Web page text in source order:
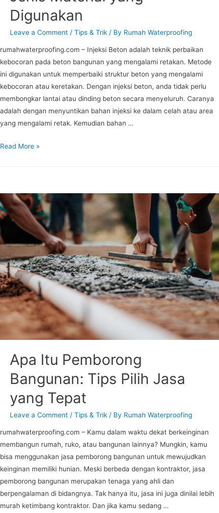
Digunakan
Leave a Comment / Tips & Trik / By Rumah Waterproofing
rumahwaterproofing.com – Injeksi Beton adalah teknik perbaikan
kebocoran pada beton bangunan yang mengalami retakan. Metode
ini digunakan untuk memperbaiki struktur beton yang mengalami
kebocoran atau keretakan. Dengan injeksi beton, anda tidak perlu
membongkar lantai atau dinding beton secara menyeluruh. Caranya
adalah dengan menyuntikan bahan injeksi ke dalam celah atau area
yang mengalami retak. Kemudian bahan …
Read More »
Apa Itu Pemborong
Bangunan: Tips Pilih Jasa
yang Tepat
Leave a Comment / Tips & Trik / By Rumah Waterproofing
rumahwaterproofing.com – Kamu dalam waktu dekat berkeinginan
membangun rumah, ruko, atau bangunan lainnya? Mungkin, kamu
bisa menggunakan jasa pemborong bangunan untuk mewujudkan
keinginan memiliki hunian. Meski berbeda dengan kontraktor, jasa
pemborong bangunan merupakan tenaga yang ahli dan
berpengalaman di bidangnya. Tak hanya itu, jasa ini juga dinilai lebih
murah ketimbang kontraktor. Dan jika kamu sedang …